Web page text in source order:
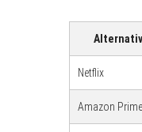
Netflix
Amazon